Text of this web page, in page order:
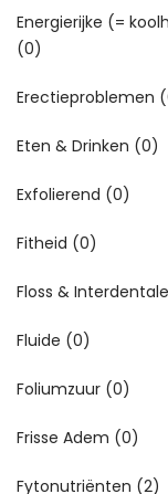
Energierijke (=
(0)
Erectieproblemen
Eten & Drinken (0)
Exfolierend (0)
Fitheid (0)
Floss &
Fluide (0)
Foliumzuur (0)
Frisse Adem (0)
Fytonutriënten (2)